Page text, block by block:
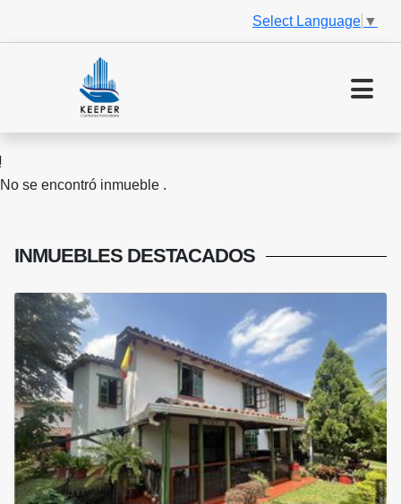
Select Language ▼
No se encontró inmueble .
INMUEBLES DESTACADOS